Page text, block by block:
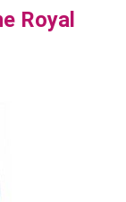
Royal